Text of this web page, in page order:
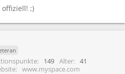
;)
149 Alter
41
www.myspace.com